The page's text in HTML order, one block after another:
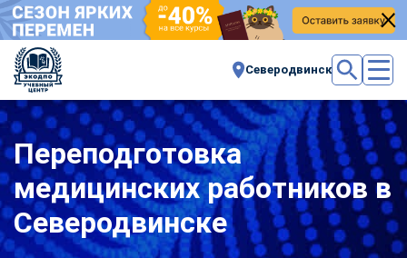
Северодвинск
Переподготовка
медицинских работников в
Северодвинске